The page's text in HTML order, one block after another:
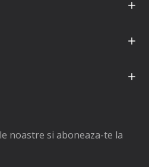
noastre si aboneaza-te la